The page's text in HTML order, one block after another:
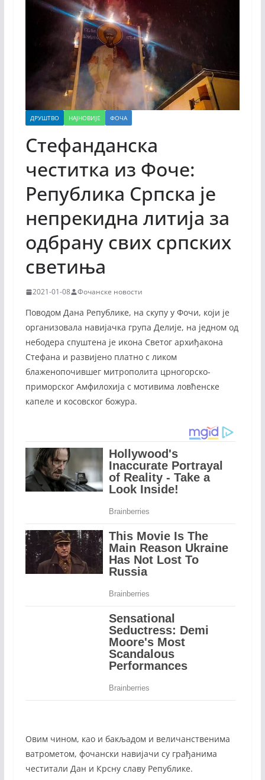
ДРУШТВО НАЈНОВИЈЕ ФОЧА
Стефанданска
честитка из Фоче:
Република Српска је
непрекидна литија за
одбрану свих српских
светиња
2021-01-08 Фочанске новости
Поводом Дана Републике, на скупу у Фочи, који је
организовала навијачка група Делије, на једном од
небодера спуштена је икона Светог архиђакона
Стефана и развијено платно с ликом
блаженопочившег митрополита црногорско-
приморског Амфилохија с мотивима ловћенске
капеле и косовског божура.
Овим чином, као и бакљадом и величанственима
ватрометом, фочански навијачи су грађанима
честитали Дан и Крсну славу Републике.